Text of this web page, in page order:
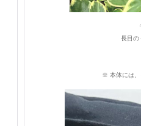
長目の
※ 本体には、